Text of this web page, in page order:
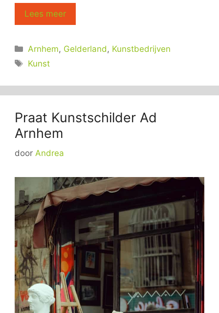
Lees meer
Categorieën
Arnhem, Gelderland, Kunstbedrijven
Tags
Kunst
Praat Kunstschilder Ad
Arnhem
door Andrea